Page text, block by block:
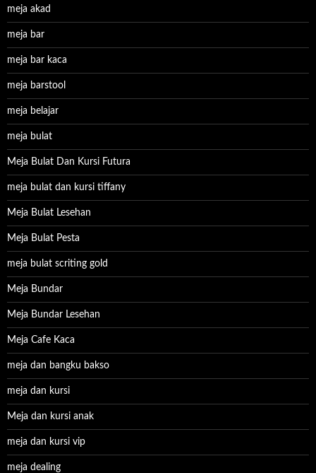
meja akad
meja bar
meja bar kaca
meja barstool
meja belajar
meja bulat
Meja Bulat Dan Kursi Futura
meja bulat dan kursi tiffany
Meja Bulat Lesehan
Meja Bulat Pesta
meja bulat scriting gold
Meja Bundar
Meja Bundar Lesehan
Meja Cafe Kaca
meja dan bangku bakso
meja dan kursi
Meja dan kursi anak
meja dan kursi vip
meja dealing